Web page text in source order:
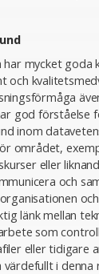
mycket goda
och
god förståelse
inom
området,
eller
och
länk mellan
som
eller tidigare
i denna